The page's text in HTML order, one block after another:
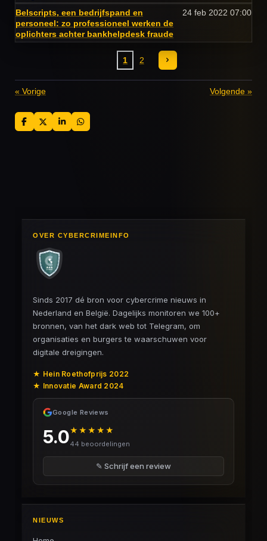
Belscripts, een bedrijfspand en
personeel: zo professioneel werken de
oplichters achter bankhelpdesk fraude
24 feb 2022 07:00
1 2
« Vorige Volgende »
D
e
D
e
S
h
D
e
OVER CYBERCRIMEINFO
Sinds 2017 dé bron voor cybercrime nieuws in
Nederland en België. Dagelijks monitoren we 100+
bronnen, van het dark web tot Telegram, om
organisaties en burgers te waarschuwen voor
digitale dreigingen.
★ Hein Roethofprijs 2022
★ Innovatie Award 2024
Google Reviews
5.0★★★★★
44 beoordelingen
✎ Schrijf een review
NIEUWS